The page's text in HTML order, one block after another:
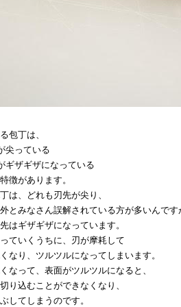
包丁は、
尖っている
ギザギザになっている
徴があります。
は、どれも刃先が尖り、
とみなさん誤解されている方が多いんです
はギザギザになっています。
ていくうちに、刃が摩耗して
なり、ツルツルになってしまいます。
なって、表面がツルツルになると、
り込むことができなくなり、
してしまうのです。